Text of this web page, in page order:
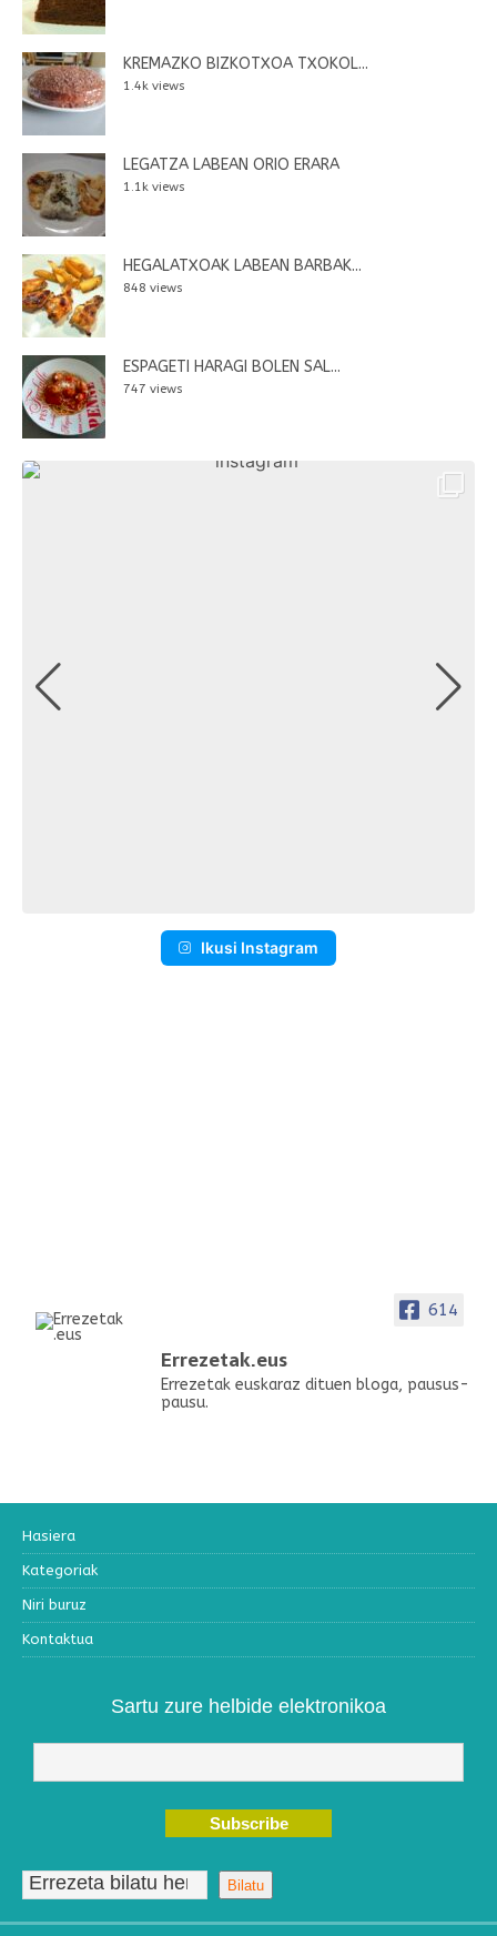
KREMAZKO BIZKOTXOA TXOKOL...
1.4k views
LEGATZA LABEAN ORIO ERARA
1.1k views
HEGALATXOAK LABEAN BARBAK...
848 views
ESPAGETI HARAGI BOLEN SAL...
747 views
Ikusi Instagram
614
Errezetak.eus
Errezetak euskaraz dituen bloga, pausus-
pausu.
Hasiera
Kategoriak
Niri buruz
Kontaktua
Sartu zure helbide elektronikoa
Bilatu